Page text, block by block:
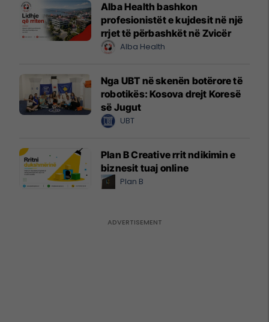
Alba Health bashkon
profesionistët e kujdesit në një
rrjet të përbashkët në Zvicër
Alba Health
Nga UBT në skenën botërore të
robotikës: Kosova drejt Koresë
së Jugut
UBT
Plan B Creative rrit ndikimin e
biznesit tuaj online
Plan B